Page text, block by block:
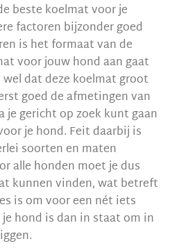
beste koelmat voor je
factoren bijzonder goed
is het formaat van de
voor jouw hond aan gaat
dat deze koelmat groot
goed de afmetingen van
je gericht op zoek kunt gaan
je hond. Feit daarbij is
soorten en maten
alle honden moet je dus
kunnen vinden, wat betreft
is om voor een nét iets
hond is dan in staat om in